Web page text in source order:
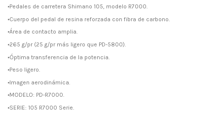
•Pedales de carretera Shimano 105, modelo R7000.
•Cuerpo del pedal de resina reforzada con fibra de carbono.
•Área de contacto amplia.
•265 g/pr (25 g/pr más ligero que PD-5800).
•Óptima transferencia de la potencia.
•Peso ligero.
•Imagen aerodinámica.
•MODELO: PD-R7000.
•SERIE: 105 R7000 Serie.